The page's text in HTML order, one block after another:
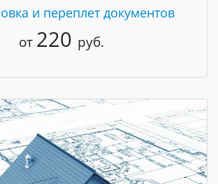
и переплет документов
от 220 руб.